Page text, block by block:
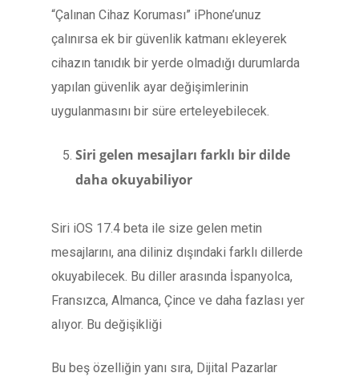
“Çalınan Cihaz Koruması” iPhone’unuz
çalınırsa ek bir güvenlik katmanı ekleyerek
cihazın tanıdık bir yerde olmadığı durumlarda
yapılan güvenlik ayar değişimlerinin
uygulanmasını bir süre erteleyebilecek.
Siri gelen mesajları farklı bir dilde
daha okuyabiliyor
Siri iOS 17.4 beta ile size gelen metin
mesajlarını, ana diliniz dışındaki farklı dillerde
okuyabilecek. Bu diller arasında İspanyolca,
Fransızca, Almanca, Çince ve daha fazlası yer
alıyor. Bu değişikliği
Bu beş özelliğin yanı sıra, Dijital Pazarlar